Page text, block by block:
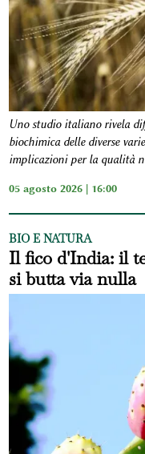
Uno studio italiano rivela
biochimica delle diverse
implicazioni per la qualità
05 agosto 2026 | 16:00
BIO E NATURA
Il fico d'India: il
si butta via nulla